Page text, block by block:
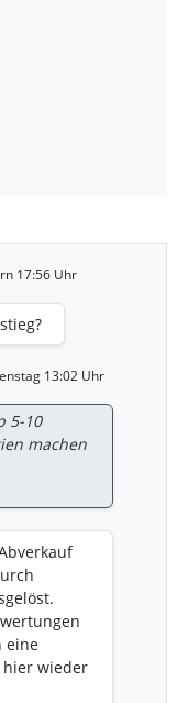
17:56 Uhr
13:02 Uhr
5-10
machen
eine
hier wieder